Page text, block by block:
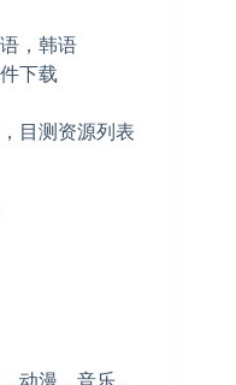
，韩语
下载
目测资源列表